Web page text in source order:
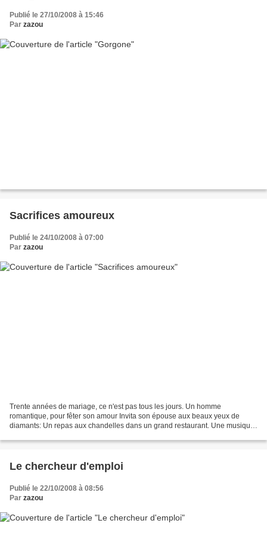
Publié le 27/10/2008 à 15:46
Par zazou
Sacrifices amoureux
Publié le 24/10/2008 à 07:00
Par zazou
Trente années de mariage, ce n'est pas tous les jours. Un homme
romantique, pour fêter son amour Invita son épouse aux beaux yeux de
diamants: Un repas aux chandelles dans un grand restaurant. Une musique
Le chercheur d'emploi
Publié le 22/10/2008 à 08:56
Par zazou